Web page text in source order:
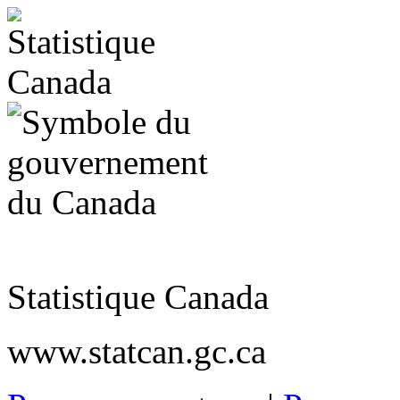
Statistique Canada
www.statcan.gc.ca